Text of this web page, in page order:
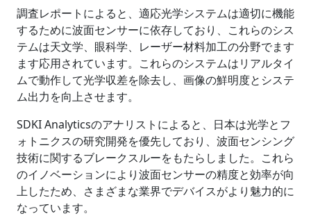
調査レポートによると、適応光学システムは適切に機能
するために波面センサーに依存しており、これらのシス
テムは天文学、眼科学、レーザー材料加工の分野でます
ます応用されています。これらのシステムはリアルタイ
ムで動作して光学収差を除去し、画像の鮮明度とシステ
ム出力を向上させます。
SDKI Analyticsのアナリストによると、日本は光学とフ
ォトニクスの研究開発を優先しており、波面センシング
技術に関するブレークスルーをもたらしました。これら
のイノベーションにより波面センサーの精度と効率が向
上したため、さまざまな業界でデバイスがより魅力的に
なっています。